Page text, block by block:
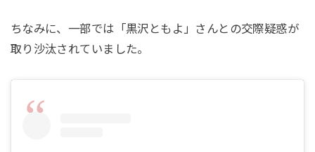
ちなみに、一部では「黒沢ともよ」さんとの交際疑惑が
取り沙汰されていました。